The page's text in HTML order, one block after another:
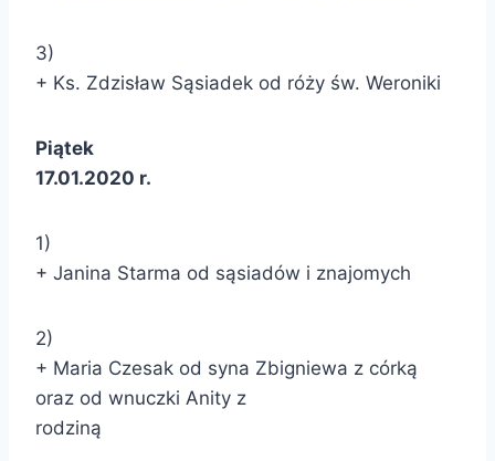
3)
+ Ks. Zdzisław Sąsiadek od róży św. Weroniki
Piątek
17.01.2020 r.
1)
+ Janina Starma od sąsiadów i znajomych
2)
+ Maria Czesak od syna Zbigniewa z córką
oraz od wnuczki Anity z
rodziną